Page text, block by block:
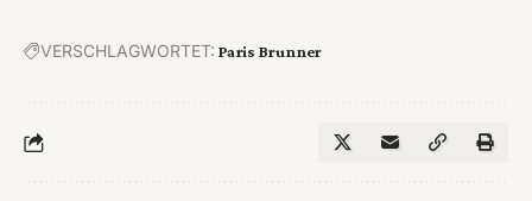
VERSCHLAGWORTET: Paris Brunner